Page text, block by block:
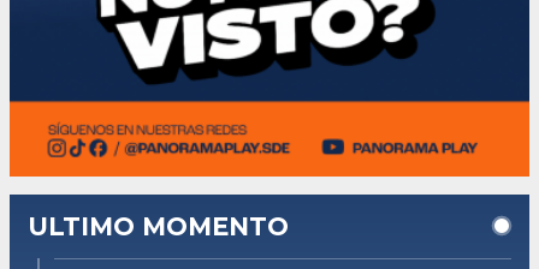
ULTIMO MOMENTO